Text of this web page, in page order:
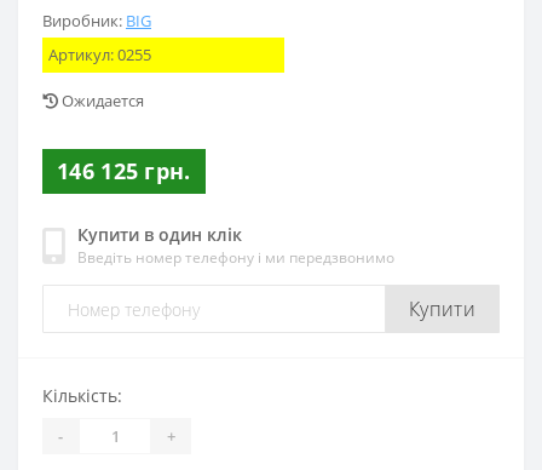
Виробник: BIG
Артикул:0255
Ожидается
146 125 грн.
Купити в один клік
Введіть номер телефону і ми передзвонимо
Купити
Кількість:
- +